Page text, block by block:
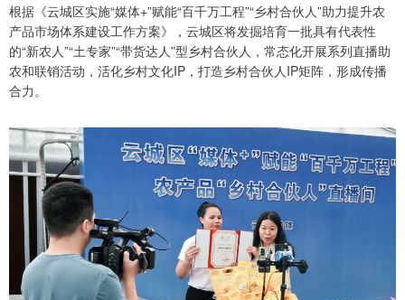
根据《云城区实施“媒体+”赋能“百千万工程”“乡村合伙人”助力提升农
产品市场体系建设工作方案》，云城区将发掘培育一批具有代表性
的“新农人”“土专家”“带货达人”型乡村合伙人，常态化开展系列直播助
农和联销活动，活化乡村文化IP，打造乡村合伙人IP矩阵，形成传播
合力。